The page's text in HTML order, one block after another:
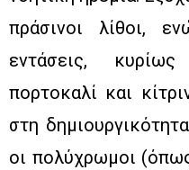
πράσινοι λίθοι,
εντάσεις,
πορτοκαλί και
στη
οι πολύχρωμοι